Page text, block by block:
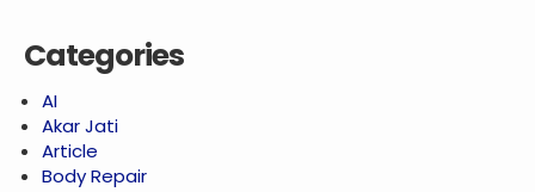
Categories
AI
Akar Jati
Article
Body Repair